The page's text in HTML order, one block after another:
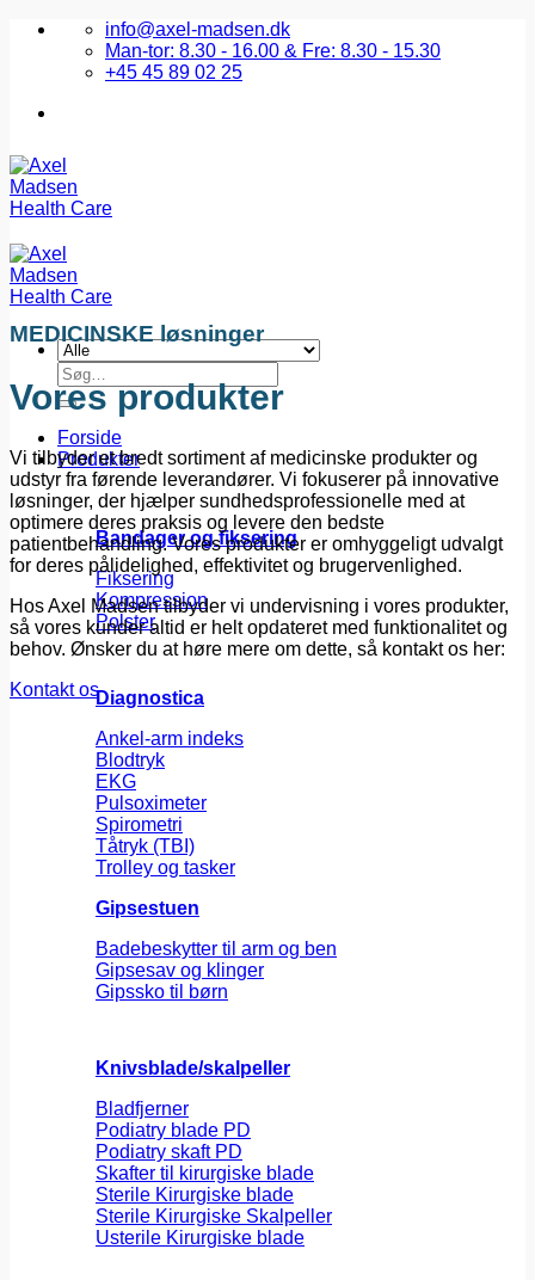
Fortsæt
info@axel-madsen.dk
Man-tor: 8.30 - 16.00 & Fre: 8.30 - 15.30
+45 45 89 02 25
Søg
efter:
Forside
Produkter
Bandager og fiksering
Fiksering
Kompression
Polster
Diagnostica
Ankel-arm indeks
Blodtryk
EKG
Pulsoximeter
Spirometri
Tåtryk (TBI)
Trolley og tasker
Gipsestuen
Badebeskytter til arm og ben
Gipsesav og klinger
Gipssko til børn
Knivsblade/skalpeller
Bladfjerner
Podiatry blade PD
Podiatry skaft PD
Skafter til kirurgiske blade
Sterile Kirurgiske blade
Sterile Kirurgiske Skalpeller
Usterile Kirurgiske blade
MEDICINSKE løsninger
Vores produkter
Vi tilbyder et bredt sortiment af medicinske produkter og
udstyr fra førende leverandører. Vi fokuserer på innovative
løsninger, der hjælper sundhedsprofessionelle med at
optimere deres praksis og levere den bedste
patientbehandling. Vores produkter er omhyggeligt udvalgt
for deres pålidelighed, effektivitet og brugervenlighed.
Hos Axel Madsen tilbyder vi undervisning i vores produkter,
så vores kunder altid er helt opdateret med funktionalitet og
behov. Ønsker du at høre mere om dette, så kontakt os her:
Kontakt os